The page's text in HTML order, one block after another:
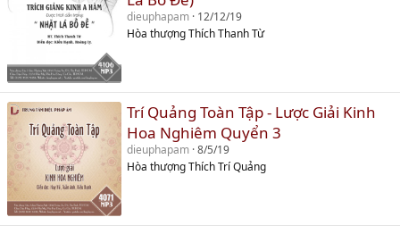
dieuphapam 12/12/19
Hòa thượng Thích Thanh Từ
Trí Quảng Toàn Tập - Lược Giải Kinh
Hoa Nghiêm Quyển 3
dieuphapam 8/5/19
Hòa thượng Thích Trí Quảng